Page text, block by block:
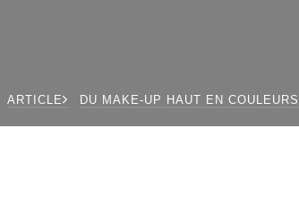
ARTICLE DU MAKE-UP HAUT EN COULEURS